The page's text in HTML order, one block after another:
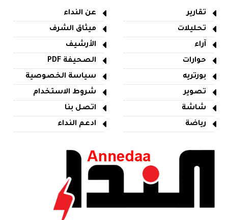
تقارير
تحليلات
آراء
حوارات
بورتريه
تصوير
شاشة
رياضة
عن النداء
ميثاق الشرف
الأرشيف
الصحيفة PDF
سياسة الخصوصية
شروط الاستخدام
اتصل بنا
ادعم النداء